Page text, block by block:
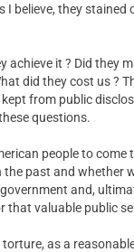
I believe, they stained
achieve it ? Did they
did they cost us ?
from public
questions.
people to come
past and whether
and,
that valuable public
as a